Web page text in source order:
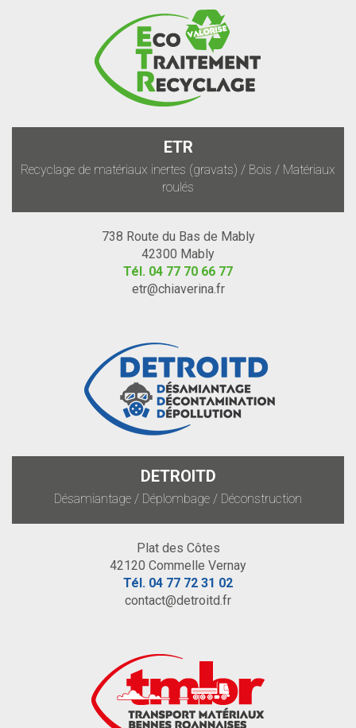
ETR
Recyclage de matériaux inertes (gravats) / Bois / Matériaux
roulés
738 Route du Bas de Mably
42300 Mably
Tél. 04 77 70 66 77
etr@chiaverina.fr
DETROITD
Désamiantage / Déplombage / Déconstruction
Plat des Côtes
42120 Commelle Vernay
Tél. 04 77 72 31 02
contact@detroitd.fr